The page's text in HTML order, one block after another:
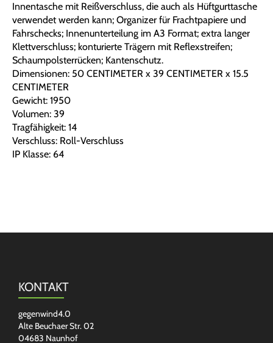
Innentasche mit Reißverschluss, die auch als Hüftgurttasche
verwendet werden kann; Organizer für Frachtpapiere und
Fahrschecks; Innenunterteilung im A3 Format; extra langer
Klettverschluss; konturierte Trägern mit Reflexstreifen;
Schaumpolsterrücken; Kantenschutz.
Dimensionen: 50 CENTIMETER x 39 CENTIMETER x 15.5
CENTIMETER
Gewicht: 1950
Volumen: 39
Tragfähigkeit: 14
Verschluss: Roll-Verschluss
IP Klasse: 64
KONTAKT
gegenwind4.0
Alte Beuchaer Str. 02
04683 Naunhof